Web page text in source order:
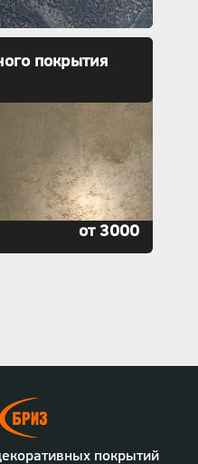
покрытия
от 3000
покрытий